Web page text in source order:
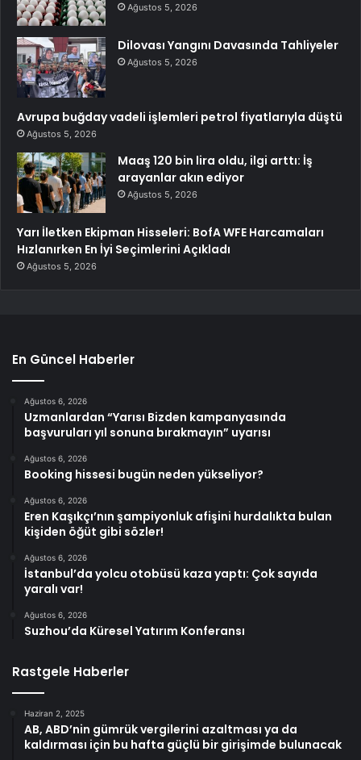
Ağustos 5, 2026
Dilovası Yangını Davasında Tahliyeler
Ağustos 5, 2026
Avrupa buğday vadeli işlemleri petrol fiyatlarıyla düştü
Ağustos 5, 2026
Maaş 120 bin lira oldu, ilgi arttı: İş
arayanlar akın ediyor
Ağustos 5, 2026
Yarı İletken Ekipman Hisseleri: BofA WFE Harcamaları
Hızlanırken En İyi Seçimlerini Açıkladı
Ağustos 5, 2026
En Güncel Haberler
Ağustos 6, 2026
Uzmanlardan “Yarısı Bizden kampanyasında
başvuruları yıl sonuna bırakmayın” uyarısı
Ağustos 6, 2026
Booking hissesi bugün neden yükseliyor?
Ağustos 6, 2026
Eren Kaşıkçı’nın şampiyonluk afişini hurdalıkta bulan
kişiden öğüt gibi sözler!
Ağustos 6, 2026
İstanbul’da yolcu otobüsü kaza yaptı: Çok sayıda
yaralı var!
Ağustos 6, 2026
Suzhou’da Küresel Yatırım Konferansı
Rastgele Haberler
Haziran 2, 2025
AB, ABD’nin gümrük vergilerini azaltması ya da
kaldırması için bu hafta güçlü bir girişimde bulunacak